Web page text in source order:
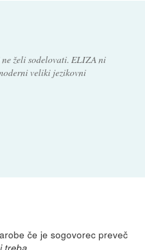
želi sodelovati. ELIZA ni
veliki jezikovni
če je sogovorec preveč